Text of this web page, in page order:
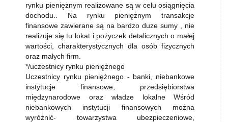
rynku pieniężnym realizowane są w celu osiągnięcia
dochodu.. Na rynku pieniężnym transakcje
finansowe zawierane są na bardzo duze sumy , nie
realizuje się tu lokat i pożyczek detalicznych o małej
wartości, charakterystycznych dla osób fizycznych
oraz małych firm.
*/uczestnicy rynku pieniężnego
Uczestnicy rynku pieniężnego - banki, niebankowe
instytucje finansowe, przedsiębiorstwa
międzynarodowe oraz władze lokalne Wśród
niebankowych instytucji finansowych można
wyróżnić- towarzystwa ubezpieczeniowe,